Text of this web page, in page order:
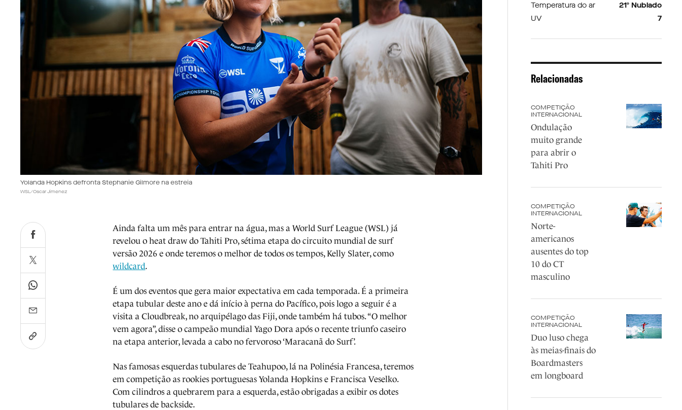
Yolanda Hopkins defronta Stephanie Gilmore na estreia
WSL/Oscar Jimenez
Ainda falta um mês para entrar na água, mas a World Surf League (WSL) já
revelou o heat draw do Tahiti Pro, sétima etapa do circuito mundial de surf
versão 2026 e onde teremos o melhor de todos os tempos, Kelly Slater, como
wildcard.
É um dos eventos que gera maior expectativa em cada temporada. É a primeira
etapa tubular deste ano e dá início à perna do Pacífico, pois logo a seguir é a
visita a Cloudbreak, no arquipélago das Fiji, onde também há tubos. “O melhor
vem agora”, disse o campeão mundial Yago Dora após o recente triunfo caseiro
na etapa anterior, levada a cabo no fervoroso ‘Maracanã do Surf’.
Nas famosas esquerdas tubulares de Teahupoo, lá na Polinésia Francesa, teremos
em competição as rookies portuguesas Yolanda Hopkins e Francisca Veselko.
Com cilindros a quebrarem para a esquerda, estão obrigadas a exibir os dotes
tubulares de backside.
Temperatura do ar
21º Nublado
UV
7
Relacionadas
COMPETIÇÃO
INTERNACIONAL
Ondulação
muito grande
para abrir o
Tahiti Pro
COMPETIÇÃO
INTERNACIONAL
Norte-
americanos
ausentes do top
10 do CT
masculino
COMPETIÇÃO
INTERNACIONAL
Duo luso chega
às meias-finais do
Boardmasters
em longboard